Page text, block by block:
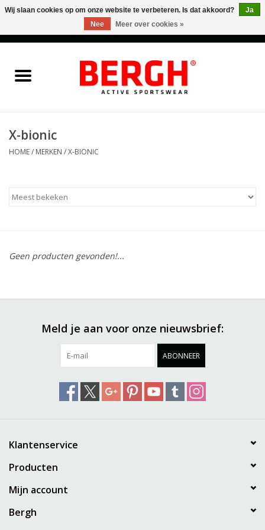
Accessories
Merken
X-bionic
HOME/ MERKEN /X-BIONIC
Geen producten gevonden!...
Meld je aan voor onze nieuwsbrief:
ABONNEER
Klantenservice
Producten
Mijn account
Bergh
Wij slaan cookies op om onze website te verbeteren. Is dat akkoord?
Ja
Nee
Meer over cookies »